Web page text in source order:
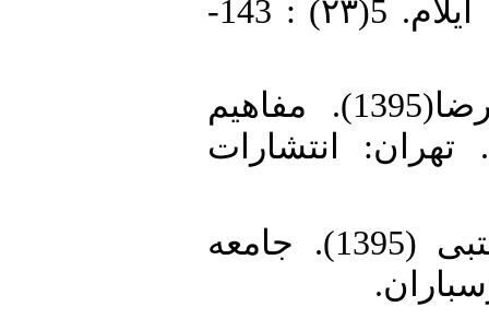
دانشگاه علوم پزشکی ایلام. 5(۲۳) : 143-
26. صالحی امیری، رضا(1395). مفاهیم
انتشارات
27. صداقتی فرد، مجتبی (1395). جامعه